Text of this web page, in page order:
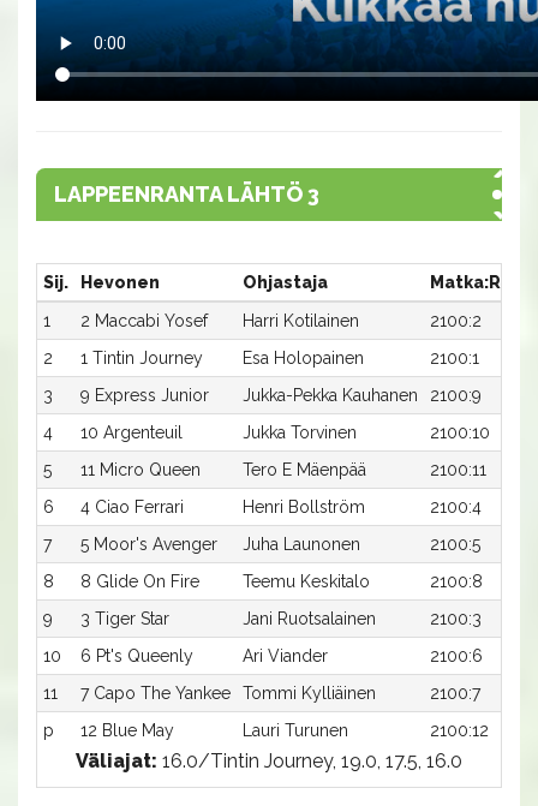
LAPPEENRANTA LÄHTÖ 3
Sij. Hevonen Ohjastaja
Matka:Rata
1
2 Maccabi Yosef Harri Kotilainen
2100:2
2
1 Tintin Journey Esa Holopainen
2100:1
3
9 Express Junior Jukka-Pekka Kauhanen
2100:9
4
10 Argenteuil Jukka Torvinen
2100:10
5
11 Micro Queen Tero E Mäenpää
2100:11
6
4 Ciao Ferrari Henri Bollström
2100:4
7
5 Moor's Avenger Juha Launonen
2100:5
8
8 Glide On Fire Teemu Keskitalo
2100:8
9
3 Tiger Star Jani Ruotsalainen
2100:3
10
6 Pt's Queenly Ari Viander
2100:6
11
7 Capo The Yankee Tommi Kylliäinen
2100:7
p
12 Blue May Lauri Turunen 2100:12
Väliajat: 16.0/Tintin Journey, 19.0, 17.5, 16.0